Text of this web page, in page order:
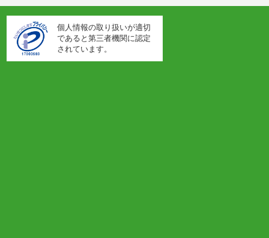
個人情報の取り扱いが適切
であると第三者機関に認定
されています。